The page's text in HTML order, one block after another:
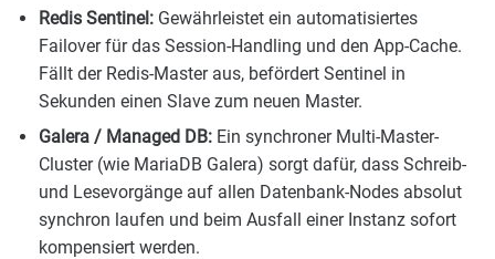
Redis Sentinel: Gewährleistet ein automatisiertes
Failover für das Session-Handling und den App-Cache.
Fällt der Redis-Master aus, befördert Sentinel in
Sekunden einen Slave zum neuen Master.
Galera / Managed DB: Ein synchroner Multi-Master-
Cluster (wie MariaDB Galera) sorgt dafür, dass Schreib-
und Lesevorgänge auf allen Datenbank-Nodes absolut
synchron laufen und beim Ausfall einer Instanz sofort
kompensiert werden.